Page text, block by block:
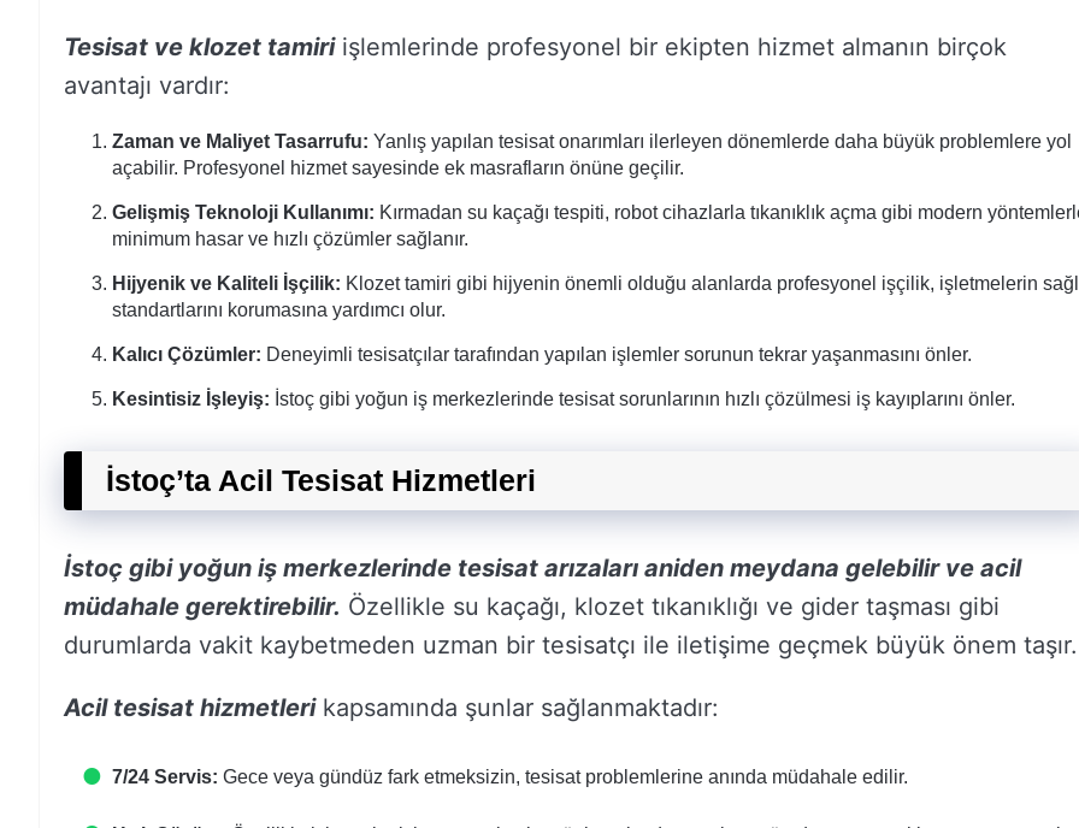
Tesisat ve klozet tamiriişlemlerinde profesyonel bir ekipten hizmet almanın birçok
avantajı vardır:
Zaman ve Maliyet Tasarrufu: Yanlış yapılan tesisat onarımları ilerleyen dönemlerde daha büyük problemlere yol
açabilir. Profesyonel hizmet sayesinde ek masrafların önüne geçilir.
Gelişmiş Teknoloji Kullanımı: Kırmadan su kaçağı tespiti, robot cihazlarla tıkanıklık açma gibi modern
minimum hasar ve hızlı çözümler sağlanır.
Hijyenik ve Kaliteli İşçilik: Klozet tamiri gibi hijyenin önemli olduğu alanlarda profesyonel işçilik, işletmelerin
standartlarını korumasına yardımcı olur.
Kalıcı Çözümler: Deneyimli tesisatçılar tarafından yapılan işlemler sorunun tekrar yaşanmasını önler.
Kesintisiz İşleyiş: İstoç gibi yoğun iş merkezlerinde tesisat sorunlarının hızlı çözülmesi iş kayıplarını önler.
İstoç’ta Acil Tesisat Hizmetleri
İstoç gibi yoğun iş merkezlerinde tesisat arızaları aniden meydana gelebilir ve acil
müdahale gerektirebilir. Özellikle su kaçağı, klozet tıkanıklığı ve gider taşması gibi
durumlarda vakit kaybetmeden uzman bir tesisatçı ile iletişime geçmek büyük önem taşır.
Acil tesisat hizmetlerikapsamında şunlar sağlanmaktadır:
7/24 Servis: Gece veya gündüz fark etmeksizin, tesisat problemlerine anında müdahale edilir.